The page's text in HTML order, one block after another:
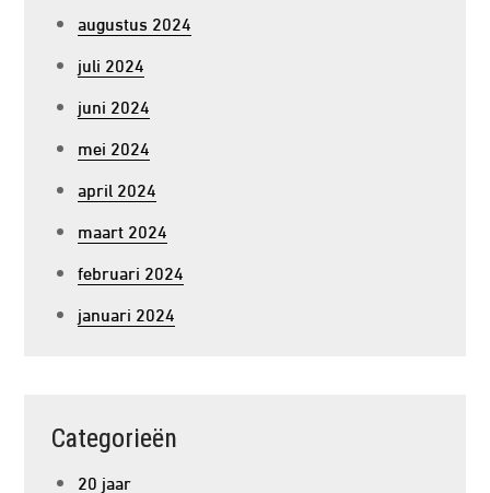
augustus 2024
juli 2024
juni 2024
mei 2024
april 2024
maart 2024
februari 2024
januari 2024
Categorieën
20 jaar